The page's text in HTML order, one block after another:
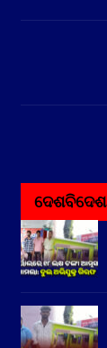
ଦେଶବିଦେଶ